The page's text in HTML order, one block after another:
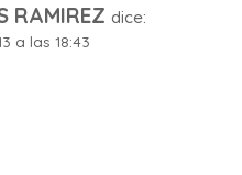
RAMIREZ dice:
a las 18:43